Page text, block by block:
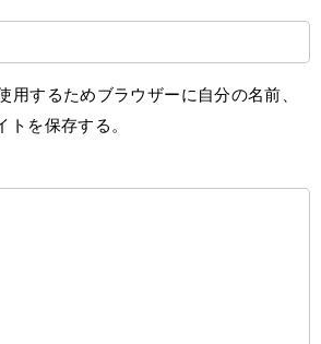
用するためブラウザーに自分の名前、
トを保存する。